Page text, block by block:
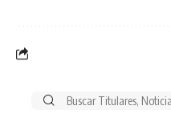
Buscar